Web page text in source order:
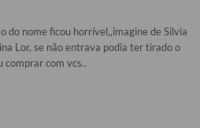
do nome ficou horrível,,imagine de Silvia
Lor, se não entrava podia ter tirado o
comprar com vcs..